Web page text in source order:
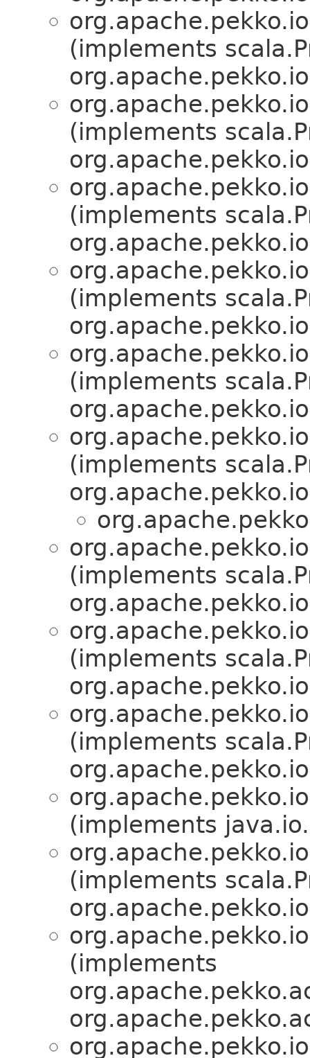
(implements
(implements
(implements
(implements
(implements
(implements
(implements
(implements
(implements
(implements
(implements
(implements